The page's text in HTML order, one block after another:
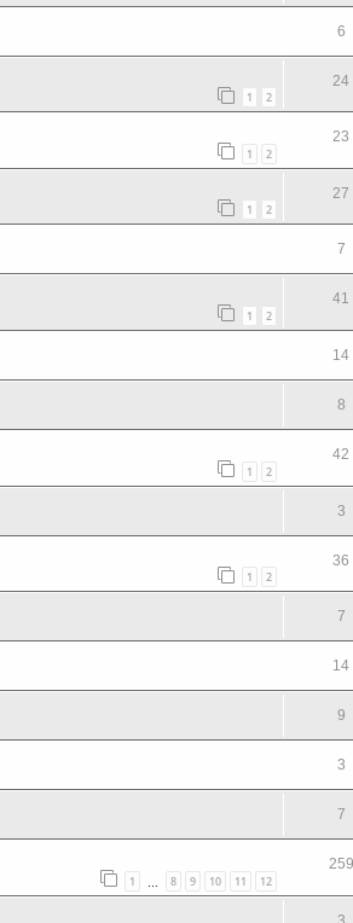
6
1 2
24
1 2
23
1 2
27
7
1 2
41
14
8
1 2
42
3
1 2
36
7
14
9
3
7
1 8 9 10 11 12
259